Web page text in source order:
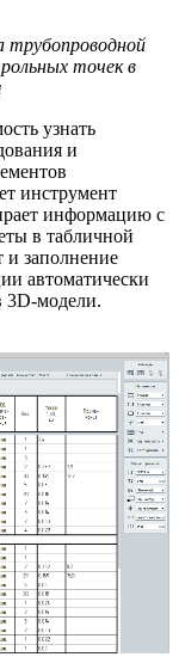
трубопроводной
точек в
узнать
и
инструмент
информацию с
в табличной
и заполнение
автоматически
3D-модели.